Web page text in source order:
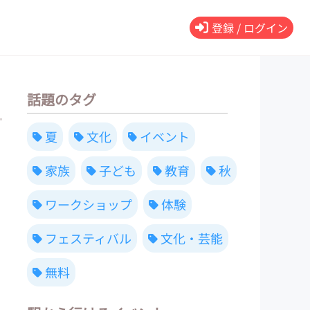
登録 / ログイン
話題のタグ
夏 文化
イベント
家族
子ども 教育
秋
ワークショップ
体験
フェスティバル
文化・芸能
無料